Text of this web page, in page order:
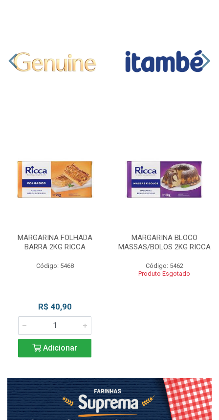
MARGARINA FOLHADA
BARRA 2KG RICCA
Código: 5468
R$ 40,90
Adicionar
MARGARINA BLOCO
MASSAS/BOLOS 2KG RICCA
Código: 5462
Produto Esgotado